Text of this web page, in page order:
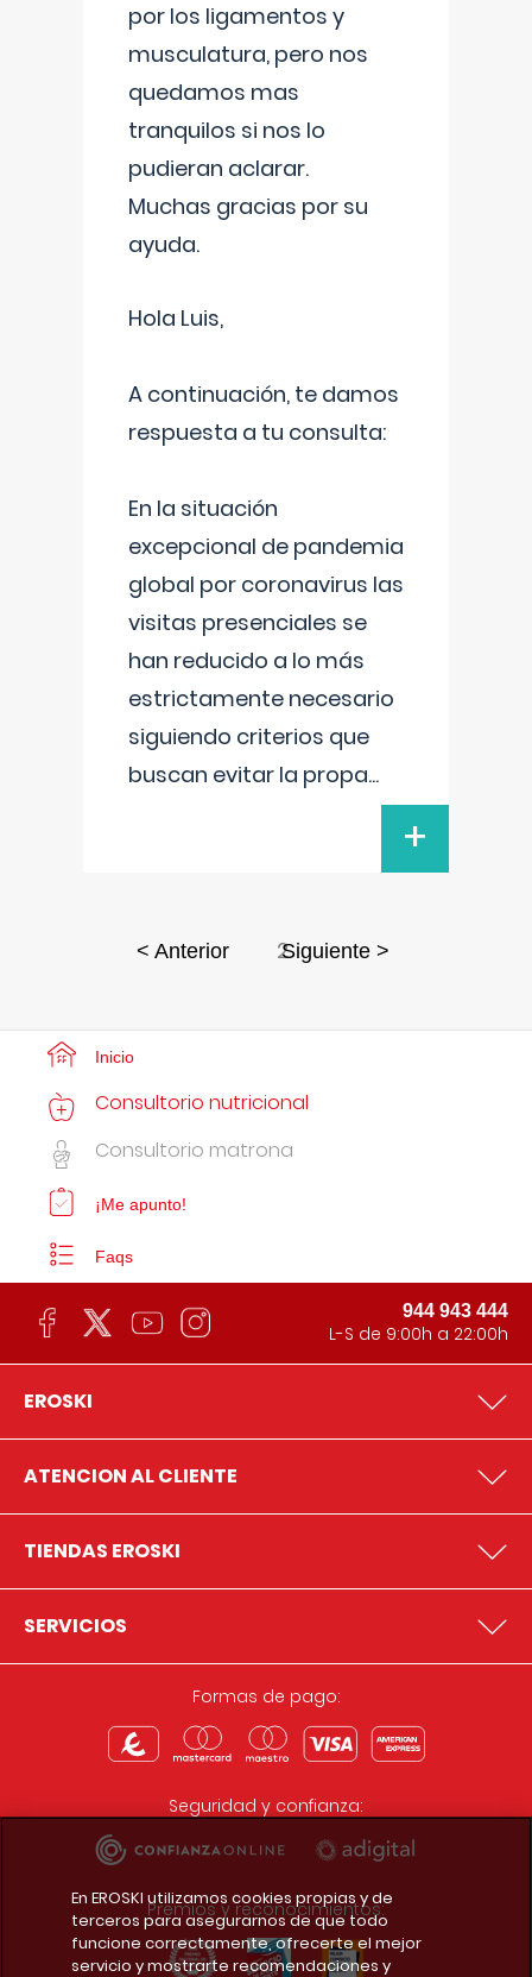
por los ligamentos y
musculatura, pero nos
quedamos mas
tranquilos si nos lo
pudieran aclarar.
Muchas gracias por su
ayuda.
Hola Luis,
A continuación, te damos
respuesta a tu consulta:
En la situación
excepcional de pandemia
global por coronavirus las
visitas presenciales se
han reducido a lo más
estrictamente necesario
siguiendo criterios que
buscan evitar la propa...
+
< Anterior 2Siguiente >
Inicio
Consultorio nutricional
Consultorio matrona
¡Me apunto!
Faqs
944 943 444
L-S de 9:00h a 22:00h
EROSKI
ATENCION AL CLIENTE
TIENDAS EROSKI
SERVICIOS
Formas de pago:
Seguridad y confianza:
Premios y reconocimientos:
En EROSKI utilizamos cookies propias y de
terceros para asegurarnos de que todo
funcione correctamente, ofrecerte el mejor
servicio y mostrarte recomendaciones y